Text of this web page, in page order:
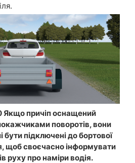
причіп оснащений
поворотів, вони
бути підключені до бортової
щоб своєчасно інформувати
руху про наміри водія.